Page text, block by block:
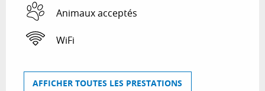
Animaux acceptés
WiFi
AFFICHER TOUTES LES PRESTATIONS